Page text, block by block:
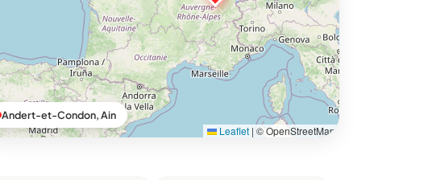
Leaflet | © OpenStreetMap
Andert-et-Condon, Ain